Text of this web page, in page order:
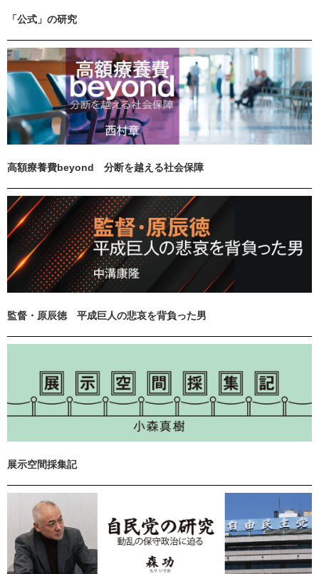
「公式」の研究
高額療養費beyond 分断を越える社会保障
監督・原辰徳 平成巨人の悲哀を背負った男
展示空間採集記